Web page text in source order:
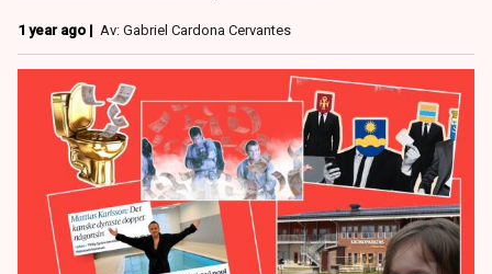
1 year ago | Av: Gabriel Cardona Cervantes